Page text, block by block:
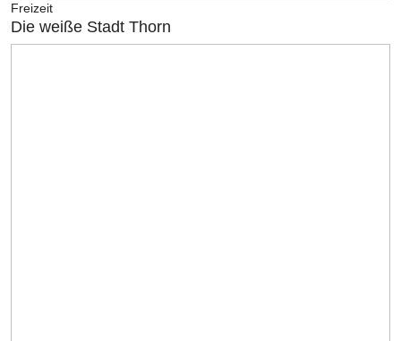
Freizeit
Die weiße Stadt Thorn